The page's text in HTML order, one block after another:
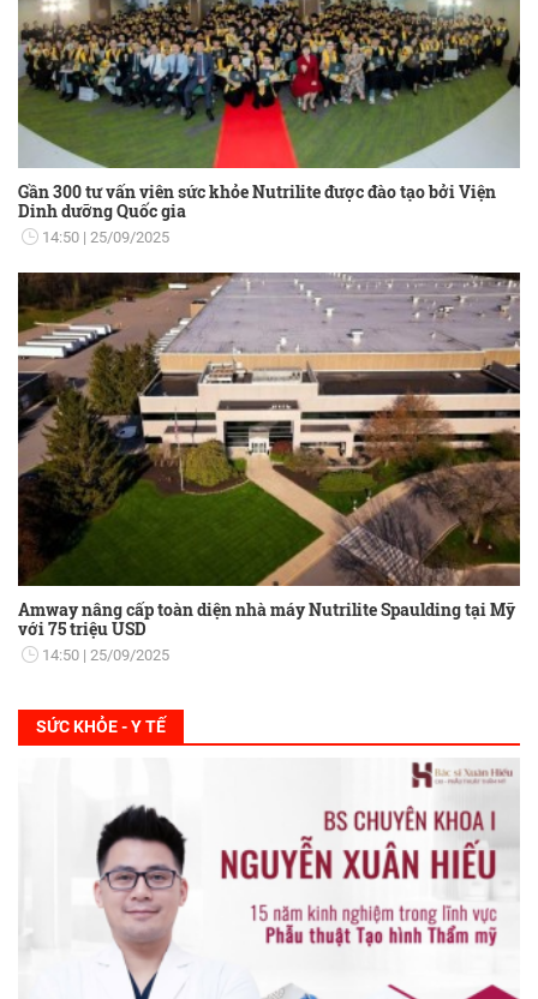
Gần 300 tư vấn viên sức khỏe Nutrilite được đào tạo bởi Viện
Dinh dưỡng Quốc gia
14:50 25/09/2025
Amway nâng cấp toàn diện nhà máy Nutrilite Spaulding tại Mỹ
với 75 triệu USD
14:50 25/09/2025
SỨC KHỎE - Y TẾ